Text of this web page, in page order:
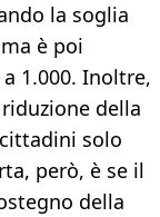
la soglia
è poi
1.000. Inoltre,
della
solo
però, è se il
della